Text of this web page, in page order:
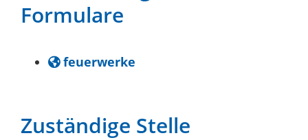
Formulare
feuerwerke
Zuständige Stelle